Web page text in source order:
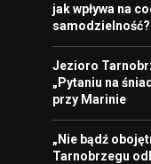
jak wpływa na
samodzielność?
Jezioro
„Pytaniu na
przy Marinie
„Nie bądź
Tarnobrzegu